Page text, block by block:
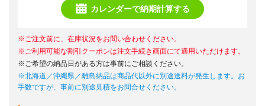
カレンダーで納期計算する
※ご注文前に、在庫状況をお問い合わせください。
※ご利用可能な割引クーポンは注文手続き画面にて適用いただけます。
※ご希望の納品日がある方は事前にご相談ください。
※北海道／沖縄県／離島納品は商品代以外に別途送料が発生します。お
手数ですが、事前に別途見積をお問合せください。